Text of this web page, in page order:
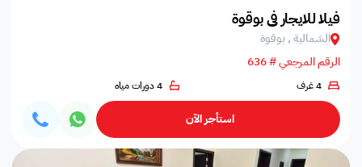
فيلا للايجار في بوقوة
الشمالية , بوقوة
الرقم المرجعي # 636
4 غرف 4 دورات مياه
استأجر الآن